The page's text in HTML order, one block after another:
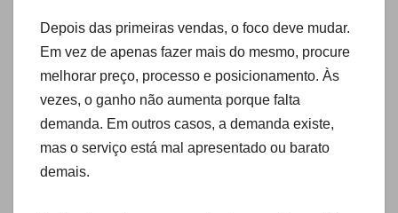
Depois das primeiras vendas, o foco deve mudar.
Em vez de apenas fazer mais do mesmo, procure
melhorar preço, processo e posicionamento. Às
vezes, o ganho não aumenta porque falta
demanda. Em outros casos, a demanda existe,
mas o serviço está mal apresentado ou barato
demais.